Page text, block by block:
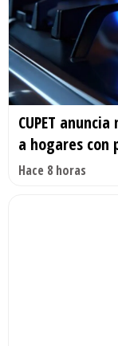
CUPET
a hogares con
Hace 8 horas